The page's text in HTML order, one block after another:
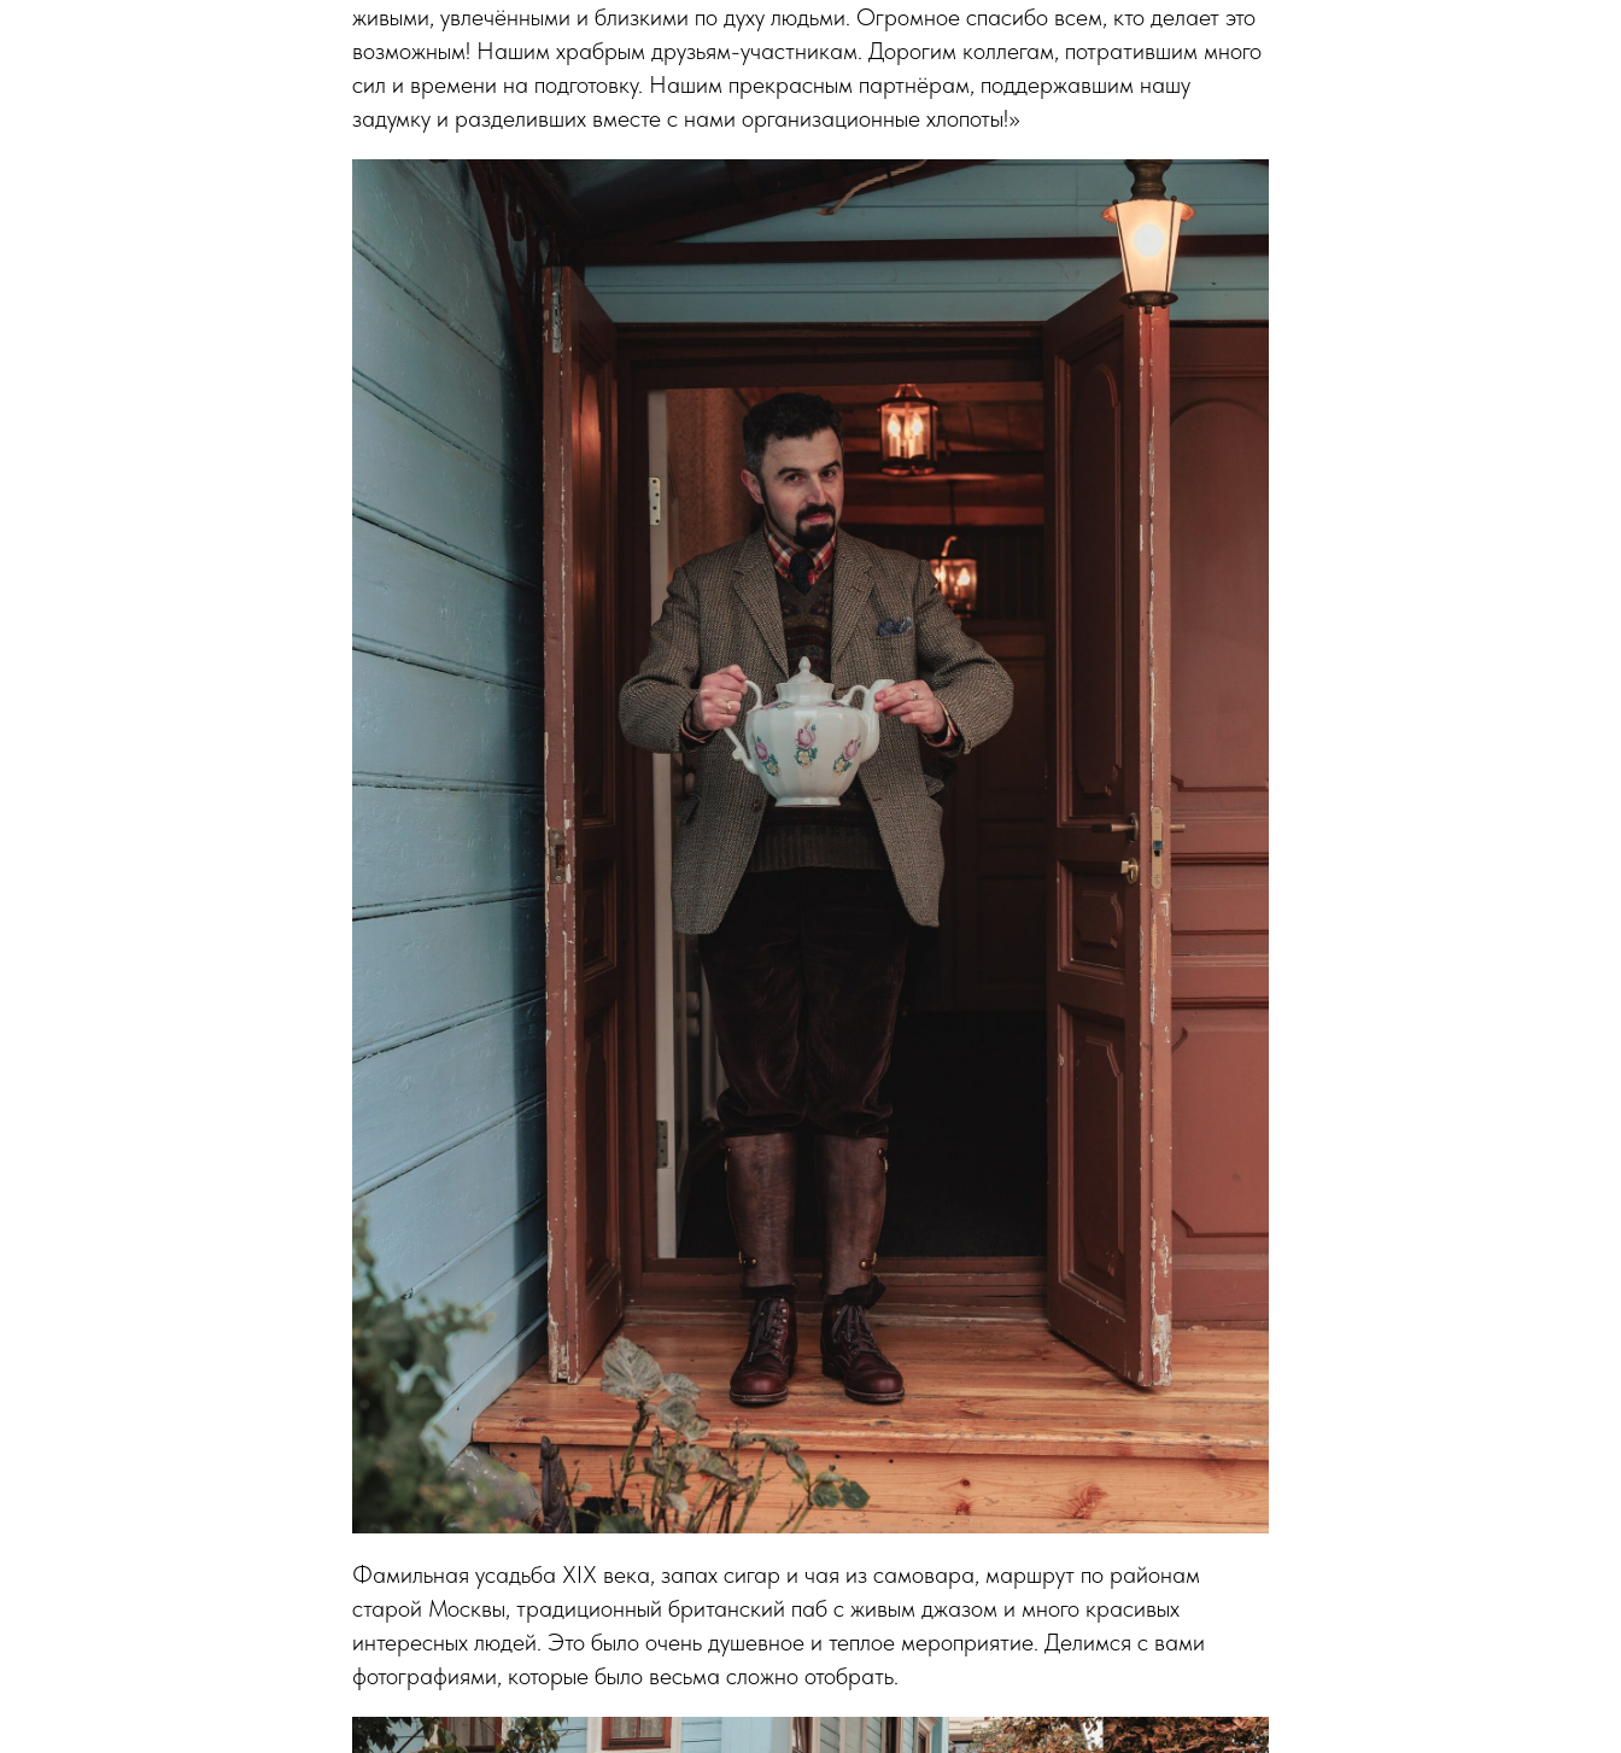
живыми, увлечёнными и близкими по духу людьми. Огромное спасибо всем, кто делает это
возможным! Нашим храбрым друзьям-участникам. Дорогим коллегам, потратившим много
сил и времени на подготовку. Нашим прекрасным партнёрам, поддержавшим нашу
задумку и разделивших вместе с нами организационные хлопоты!»
Фамильная усадьба ХIХ века, запах сигар и чая из самовара, маршрут по районам
старой Москвы, традиционный британский паб с живым джазом и много красивых
интересных людей. Это было очень душевное и теплое мероприятие. Делимся с вами
фотографиями, которые было весьма сложно отобрать.